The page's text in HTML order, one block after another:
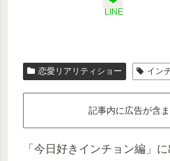
LINE
恋愛リアリティショー イン
記事内に広告が含ま
「今日好きインチョン編」